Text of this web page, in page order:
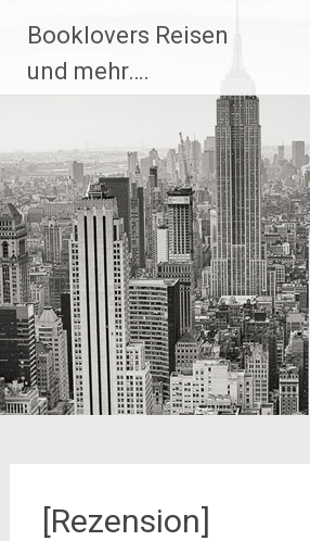
Inhalt
springen
Booklovers Reisen
und mehr….
[Rezension]